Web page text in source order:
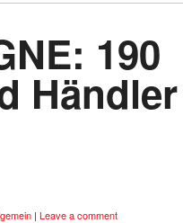
190
Händler
| Leave a comment